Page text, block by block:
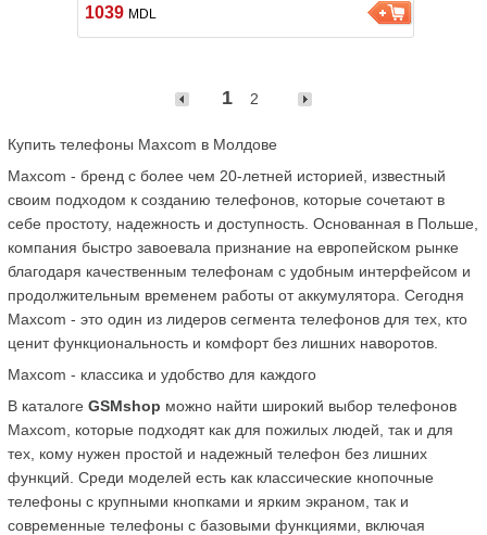
1039 MDL
1 2
Купить телефоны Maxcom в Молдове
Maxcom - бренд с более чем 20-летней историей, известный
своим подходом к созданию телефонов, которые сочетают в
себе простоту, надежность и доступность. Основанная в Польше,
компания быстро завоевала признание на европейском рынке
благодаря качественным телефонам с удобным интерфейсом и
продолжительным временем работы от аккумулятора. Сегодня
Maxcom - это один из лидеров сегмента телефонов для тех, кто
Maxcom - классика и удобство для каждого
В каталоге GSMshop можно найти широкий выбор телефонов
Maxcom, которые подходят как для пожилых людей, так и для
тех, кому нужен простой и надежный телефон без лишних
функций. Среди моделей есть как классические кнопочные
телефоны с крупными кнопками и ярким экраном, так и
современные телефоны с базовыми функциями, включая